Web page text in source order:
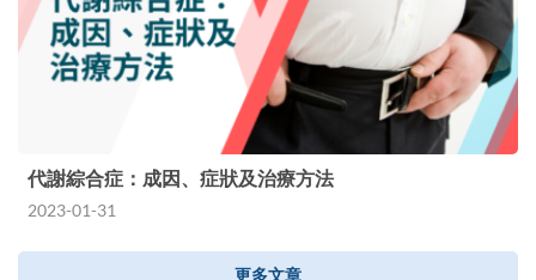
代謝綜合症：成因、症狀及治療方法
2023-01-31
更多文章